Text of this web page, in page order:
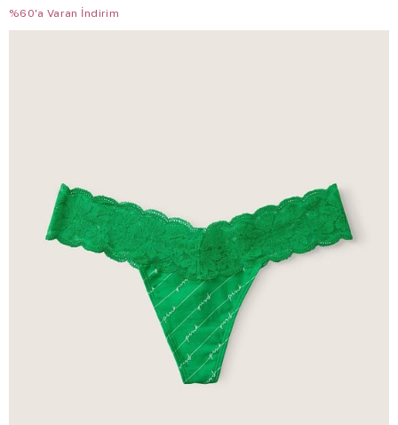
%60'a Varan İndirim